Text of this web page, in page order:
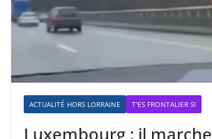
ACTUALITÉ HORS LORRAINE T'ES FRONTALIER SI
Luxembourg : il marche